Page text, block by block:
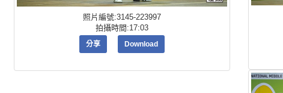
照片編號:3145-223997
拍攝時間:17:03
分享 Download